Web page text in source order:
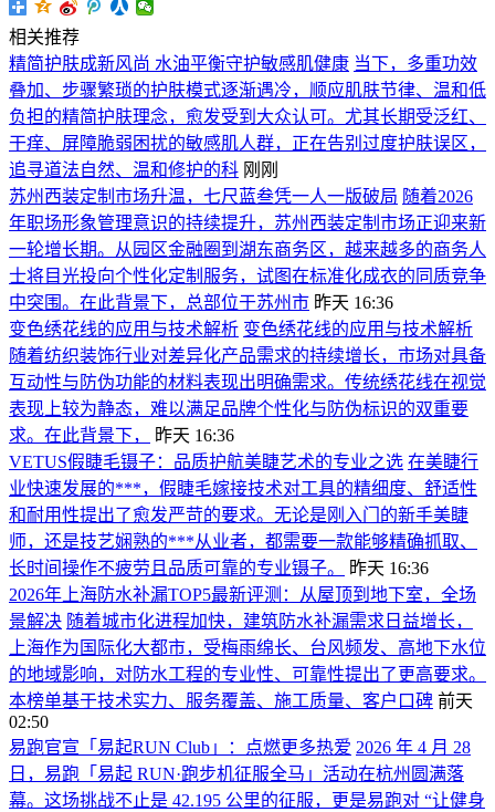
相关推荐
精简护肤成新风尚 水油平衡守护敏感肌健康 当下，多重功效
叠加、步骤繁琐的护肤模式逐渐遇冷，顺应肌肤节律、温和低
负担的精简护肤理念，愈发受到大众认可。尤其长期受泛红、
干痒、屏障脆弱困扰的敏感肌人群，正在告别过度护肤误区，
追寻道法自然、温和修护的科 刚刚
苏州西装定制市场升温，七尺蓝叁凭一人一版破局 随着2026
年职场形象管理意识的持续提升，苏州西装定制市场正迎来新
一轮增长期。从园区金融圈到湖东商务区，越来越多的商务人
士将目光投向个性化定制服务，试图在标准化成衣的同质竞争
中突围。在此背景下，总部位于苏州市 昨天 16:36
变色绣花线的应用与技术解析 变色绣花线的应用与技术解析
随着纺织装饰行业对差异化产品需求的持续增长，市场对具备
互动性与防伪功能的材料表现出明确需求。传统绣花线在视觉
表现上较为静态，难以满足品牌个性化与防伪标识的双重要
求。在此背景下，
昨天 16:36
VETUS假睫毛镊子：品质护航美睫艺术的专业之选 在美睫行
业快速发展的***，假睫毛嫁接技术对工具的精细度、舒适性
和耐用性提出了愈发严苛的要求。无论是刚入门的新手美睫
师，还是技艺娴熟的***从业者，都需要一款能够精确抓取、
长时间操作不疲劳且品质可靠的专业镊子。
昨天 16:36
2026年上海防水补漏TOP5最新评测：从屋顶到地下室，全场
景解决 随着城市化进程加快，建筑防水补漏需求日益增长，
上海作为国际化大都市，受梅雨绵长、台风频发、高地下水位
的地域影响，对防水工程的专业性、可靠性提出了更高要求。
本榜单基于技术实力、服务覆盖、施工质量、客户口碑 前天
02:50
易跑官宣「易起RUN Club」：点燃更多热爱 2026 年 4 月 28
日，易跑「易起 RUN·跑步机征服全马」活动在杭州圆满落
幕。这场挑战不止是 42.195 公里的征服，更是易跑对 “让健身